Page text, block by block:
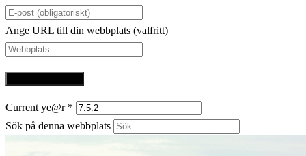
Ange URL till din webbplats (valfritt)
Current ye@r *
Sök på denna webbplats